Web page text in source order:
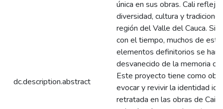
dc.description.abstract
única en sus obras. Cali refleja
diversidad, cultura y
región del Valle del Cauca. Sin
con el tiempo, muchos de
elementos definitorios se han
desvanecido de la memoria
Este proyecto tiene como
evocar y revivir la identidad
retratada en las obras de